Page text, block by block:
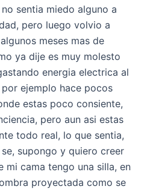
sentia miedo alguno a
pero luego volvio a
meses mas de
ya dije es muy molesto
energia electrica al
ejemplo hace pocos
estas poco consiente,
pero aun asi estas
todo real, lo que sentia,
supongo y quiero creer
mi cama tengo una silla, en
proyectada como se